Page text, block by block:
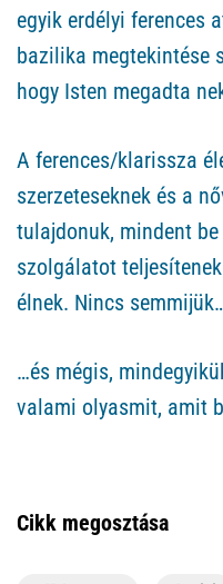
egyik erdélyi ferences
bazilika megtekintése
hogy Isten megadta
A ferences/klarissza
szerzeteseknek és a
tulajdonuk, mindent
szolgálatot
élnek. Nincs
…és mégis,
valami olyasmit, amit
Cikk megosztása